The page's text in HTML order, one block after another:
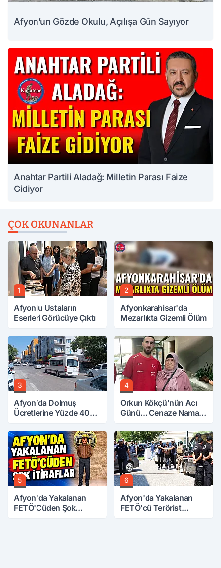
Afyon’un Gözde Okulu, Açılışa Gün Sayıyor
Anahtar Partili Aladağ: Milletin Parası Faize
Gidiyor
ÇOK OKUNANLAR
1
Afyonlu Ustaların
Eserleri Görücüye Çıktı
2
Afyonkarahisar'da
Mezarlıkta Gizemli Ölüm
3
Afyon’da Dolmuş
Ücretlerine Yüzde 40
4
Orkun Kökçü'nün Acı
Günü... Cenaze Namazı
5
Afyon'da Yakalanan
FETÖ'Cüden Şok
6
Afyon'da Yakalanan
FETÖ'cü Terörist